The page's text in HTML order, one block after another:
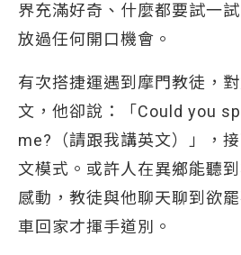
界充滿好奇、什麼都要試一
放過任何開口機會。
有次搭捷運遇到摩門教徒，
文，他卻說：「Could you
me?（請跟我講英文）」，
文模式。或許人在異鄉能聽
感動，教徒與他聊天聊到欲
車回家才揮手道別。